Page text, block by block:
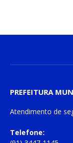
PREFEITURA
Atendimento de
Telefone: